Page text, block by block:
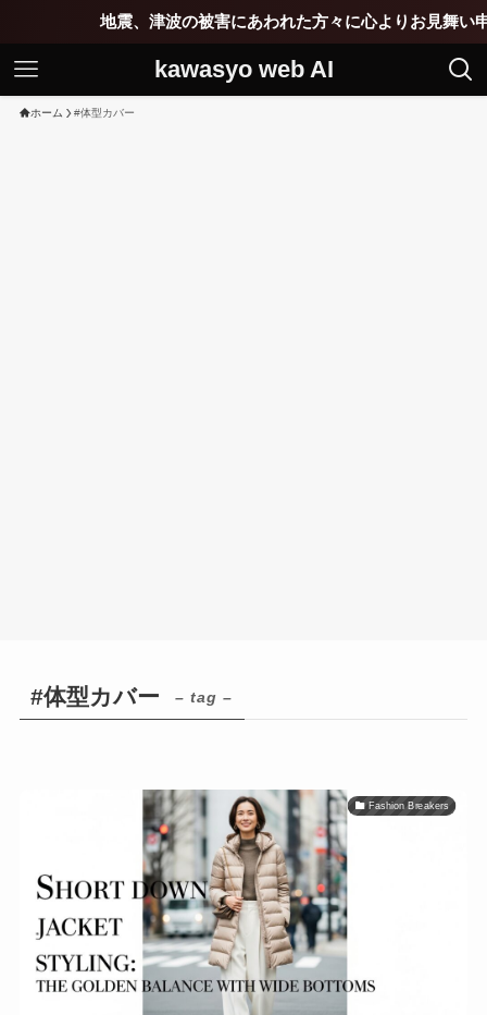
地震、津波の被害にあわれた方々に心よりお見舞い
kawasyo web AI
ホーム #体型カバー
#体型カバー – tag –
Fashion Breakers